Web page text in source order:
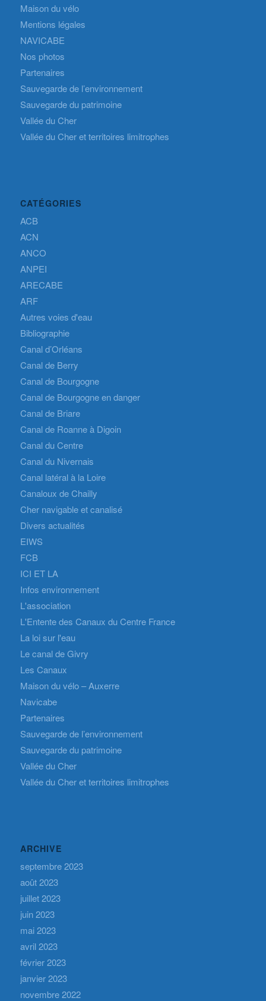
Maison du vélo
Mentions légales
NAVICABE
Nos photos
Partenaires
Sauvegarde de l’environnement
Sauvegarde du patrimoine
Vallée du Cher
Vallée du Cher et territoires limitrophes
CATÉGORIES
ACB
ACN
ANCO
ANPEI
ARECABE
ARF
Autres voies d'eau
Bibliographie
Canal d’Orléans
Canal de Berry
Canal de Bourgogne
Canal de Bourgogne en danger
Canal de Briare
Canal de Roanne à Digoin
Canal du Centre
Canal du Nivernais
Canal latéral à la Loire
Canaloux de Chailly
Cher navigable et canalisé
Divers actualités
EIWS
FCB
ICI ET LA
Infos environnement
L'association
L'Entente des Canaux du Centre France
La loi sur l'eau
Le canal de Givry
Les Canaux
Maison du vélo – Auxerre
Navicabe
Partenaires
Sauvegarde de l’environnement
Sauvegarde du patrimoine
Vallée du Cher
Vallée du Cher et territoires limitrophes
ARCHIVE
septembre 2023
août 2023
juillet 2023
juin 2023
mai 2023
avril 2023
février 2023
janvier 2023
novembre 2022